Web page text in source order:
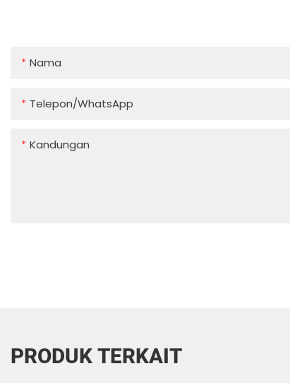
Nama
Telepon/WhatsApp
Kandungan
PRODUK TERKAIT